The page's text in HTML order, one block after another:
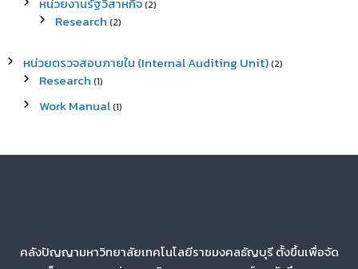
(2)
Research (2)
หน่วยตรวจสอบภายใน (Internal Auditing Unit)(2)
Research (1)
Work Manual(1)
คลังปัญญามหาวิทยาลัยเทคโนโลยีราชมงคลธัญบุรี ตั้งขึ้นเพื่อจัด